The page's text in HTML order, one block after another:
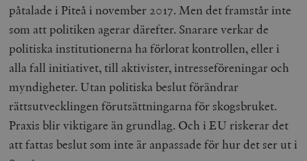
påtalade i Piteå i november 2017. Men det framstår inte
som att politiken agerar därefter. Snarare verkar de
politiska institutionerna ha förlorat kontrollen, eller i
alla fall initiativet, till aktivister, intresseföreningar och
myndigheter. Utan politiska beslut förändrar
rättsutvecklingen förutsättningarna för skogsbruket.
Praxis blir viktigare än grundlag. Och i EU riskerar det
att fattas beslut som inte är anpassade för hur det ser ut i